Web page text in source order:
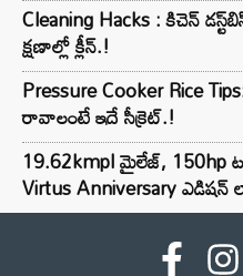
Cleaning Hacks : కిచెన్
క్షణాల్లో క్లీన్.!
Pressure Cooker Rice
రావాలంటే ఇదే సీక్రెట్.!
19.62kmpl మైలేజ్, 150hp
Virtus Anniversary ఎడిషన్